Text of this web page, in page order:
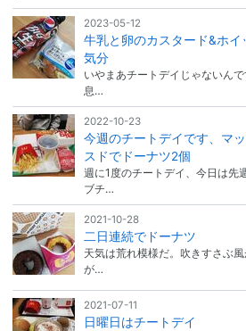
2023-05-12
牛乳と卵のカスタード&ホ
気分
いやまあチートデイじゃないん
息…
2022-10-23
今週のチートデイです、マ
スドでドーナツ2個
週に1度のチートデイ、今日は先
ブチ…
2021-10-28
二日連続でドーナツ
天気は荒れ模様だ。吹きすさぶ
が…
2021-07-11
日曜日はチートデイ